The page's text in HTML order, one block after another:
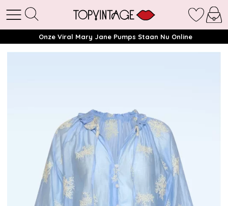
Onze Viral Mary Jane Pumps Staan Nu Online